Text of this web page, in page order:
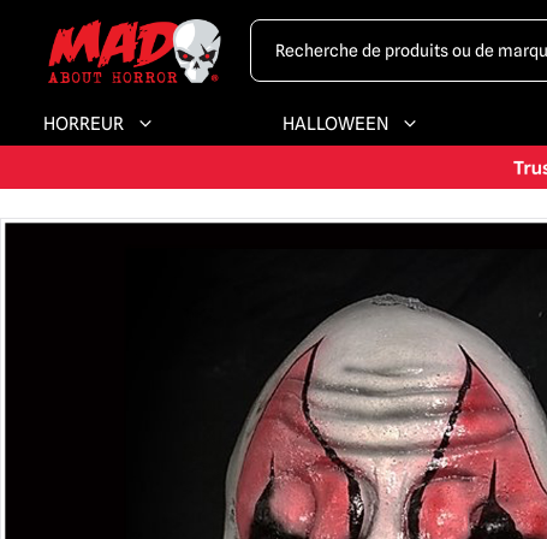
HORREUR HALLOWEEN